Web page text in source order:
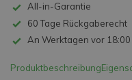
All-in-Garantie
60 Tage Rückgaberecht
An Werktagen vor
Produktbeschreibung